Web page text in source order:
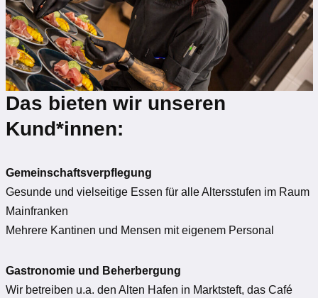
Das bieten wir unseren
Kund*innen:
Gemeinschaftsverpflegung
Gesunde und vielseitige Essen für alle Altersstufen im Raum
Mainfranken
Mehrere Kantinen und Mensen mit eigenem Personal
Gastronomie und Beherbergung
Wir betreiben u.a. den Alten Hafen in Marktsteft, das Café